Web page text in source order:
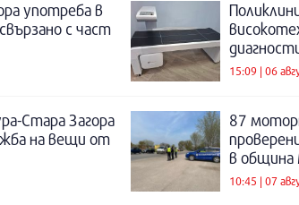
употреба в
с част
15:09 | 06
Стара Загора
на вещи от
87
в
10:45 | 07